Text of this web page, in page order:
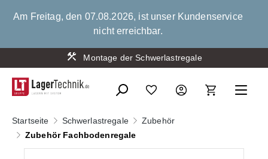
springen
Am Freitag, den 07.08.2026, ist unser Kundenservice
nicht erreichbar.
Montage der Schwerlastregale
Startseite Schwerlastregale
Zubehör
Zubehör Fachbodenregale